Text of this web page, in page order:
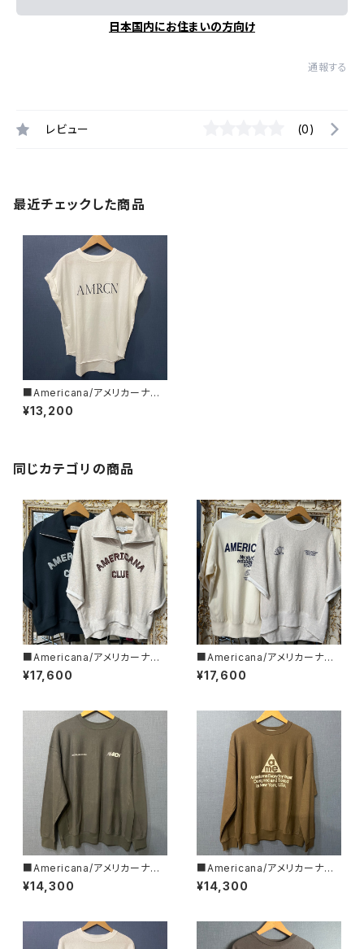
日本国内にお住まいの方向け
通報する
レビュー (0)
最近チェックした商品
■Americana/アメリカーナ■
袖ロールアップ・チュニック丈ト
ップス■BRF-M-689A/2■
¥13,200
同じカテゴリの商品
■Americana/アメリカーナ■
クロップド・ハーフZIPスウェット
■BRF-801A/2■
¥17,600
■Americana/アメリカーナ■
カットオフ・リバースウィーブ ■
BRF-802A/2■
¥17,600
■Americana/アメリカーナ■
リバースウィーブ L/S T■BRF-
752A/2■
¥14,300
■Americana/アメリカーナ■
リバースウィーブ L/S T■BRF-
752A/３■
¥14,300